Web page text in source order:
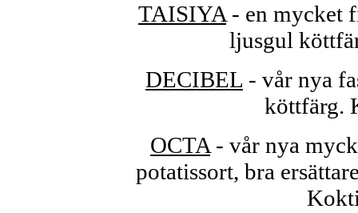
TAISIYA - en mycket
ljusgul
DECIBEL - vår nya
köttfärg.
OCTA - vår nya
potatissort, bra